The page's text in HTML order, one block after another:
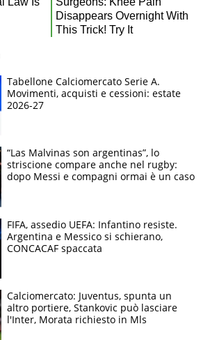
Tabellone Calciomercato Serie A.
Movimenti, acquisti e cessioni: estate
2026-27
“Las Malvinas son argentinas”, lo
striscione compare anche nel rugby:
dopo Messi e compagni ormai è un caso
FIFA, assedio UEFA: Infantino resiste.
Argentina e Messico si schierano,
CONCACAF spaccata
Calciomercato: Juventus, spunta un
altro portiere, Stankovic può lasciare
l'Inter, Morata richiesto in Mls